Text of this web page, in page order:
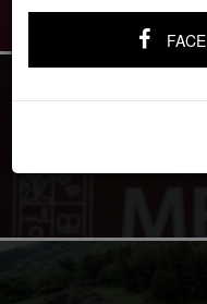
AEROPUERTO DE
TRÁFICO